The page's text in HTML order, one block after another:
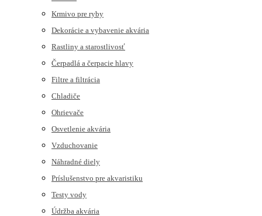
Krmivo pre ryby
Dekorácie a vybavenie akvária
Rastliny a starostlivosť
Čerpadlá a čerpacie hlavy
Filtre a filtrácia
Chladiče
Ohrievače
Osvetlenie akvária
Vzduchovanie
Náhradné diely
Príslušenstvo pre akvaristiku
Testy vody
Údržba akvária